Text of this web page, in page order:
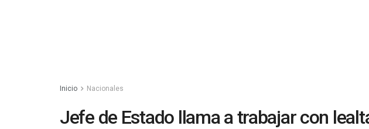
Inicio Nacionales
Jefe de Estado llama a trabajar con